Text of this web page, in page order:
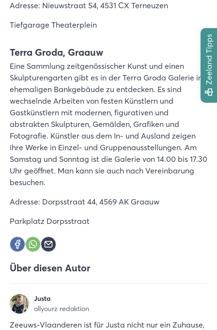
Adresse: Nieuwstraat 54, 4531 CX Terneuzen
Tiefgarage Theaterplein
Terra Groda, Graauw
Eine Sammlung zeitgenössischer Kunst und einen
Skulpturengarten gibt es in der Terra Groda Galerie im
ehemaligen Bankgebäude zu entdecken. Es sind
wechselnde Arbeiten von festen Künstlern und
Gastkünstlern mit modernen, figurativen und
abstrakten Skulpturen, Gemälden, Grafiken und
Fotografie. Künstler aus dem In- und Ausland zeigen
ihre Werke in Einzel- und Gruppenausstellungen. Am
Samstag und Sonntag ist die Galerie von 14.00 bis 17.30
Uhr geöffnet. Man kann sie auch nach Vereinbarung
besuchen.
Adresse: Dorpsstraat 44, 4569 AK Graauw
Parkplatz Dorpsstraat
Über diesen Autor
Justa
allyourz redaktion
Zeeuws-Vlaanderen ist für Justa nicht nur ein Zuhause,
Zeeland Tipps